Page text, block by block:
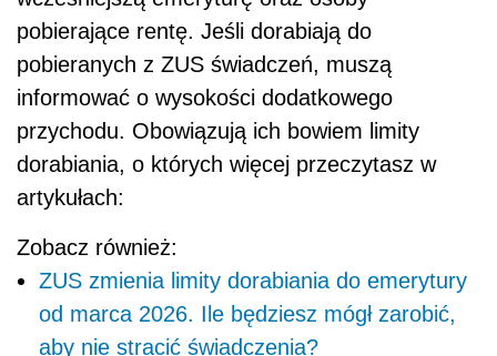
pobierające rentę. Jeśli dorabiają do
pobieranych z ZUS świadczeń, muszą
informować o wysokości dodatkowego
przychodu. Obowiązują ich bowiem limity
dorabiania, o których więcej przeczytasz w
artykułach:
Zobacz również:
ZUS zmienia limity dorabiania do emerytury
od marca 2026. Ile będziesz mógł zarobić,
aby nie stracić świadczenia?